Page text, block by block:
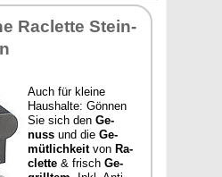
Ra­clette Stein­
Auch für klei­ne
Haus­hal­te: Gön­nen
Sie sich den Ge­
nuss und die Ge­
müt­lich­keitvon Ra­
clette & frisch Ge­